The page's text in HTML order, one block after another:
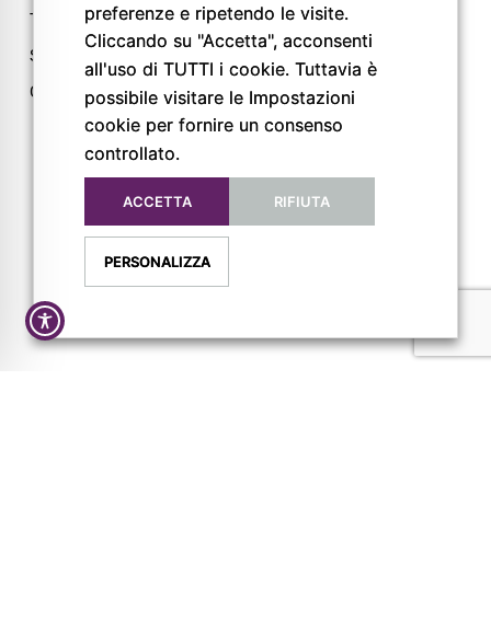
Trail
Shop
Cataloghi
Mail:
info@pigrecoservizi.it
Richiedi un preventivo
Lavora con noi
FOLLOW US
preferenze e ripetendo le visite.
Cliccando su "Accetta", acconsenti
all'uso di TUTTI i cookie. Tuttavia è
possibile visitare le Impostazioni
cookie per fornire un consenso
controllato.
ACCETTA RIFIUTA
PERSONALIZZA